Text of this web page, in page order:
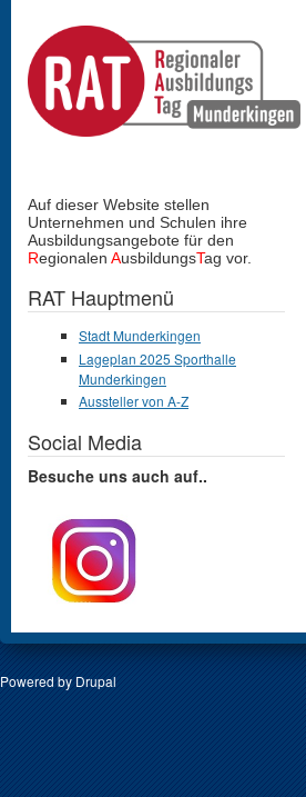
Auf dieser Website stellen
Unternehmen und Schulen ihre
Ausbildungsangebote für den
Regionalen AusbildungsTag vor.
RAT Hauptmenü
Stadt Munderkingen
Lageplan 2025 Sporthalle
Munderkingen
Aussteller von A-Z
Social Media
Besuche uns auch auf..
Powered by Drupal